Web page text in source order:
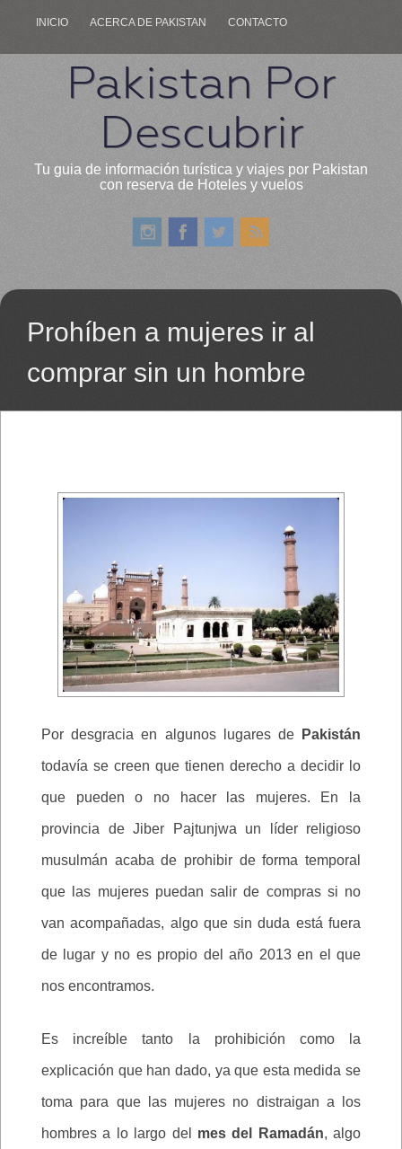
INICIO ACERCA DE PAKISTAN CONTACTO
Pakistan Por
Descubrir
Tu guia de información turística y viajes por Pakistan
con reserva de Hoteles y vuelos
Prohíben a mujeres ir al
comprar sin un hombre
Por desgracia en algunos lugares dePakistán
todavía se creen que tienen derecho a decidir lo
que pueden o no hacer las mujeres. En la
provincia de Jiber Pajtunjwa un líder religioso
musulmán acaba de prohibir de forma temporal
que las mujeres puedan salir de compras si no
van acompañadas, algo que sin duda está fuera
de lugar y no es propio del año 2013 en el que
nos encontramos.
Es increíble tanto la prohibición como la
explicación que han dado, ya que esta medida se
toma para que las mujeres no distraigan a los
hombres a lo largo del mes del Ramadán, algo